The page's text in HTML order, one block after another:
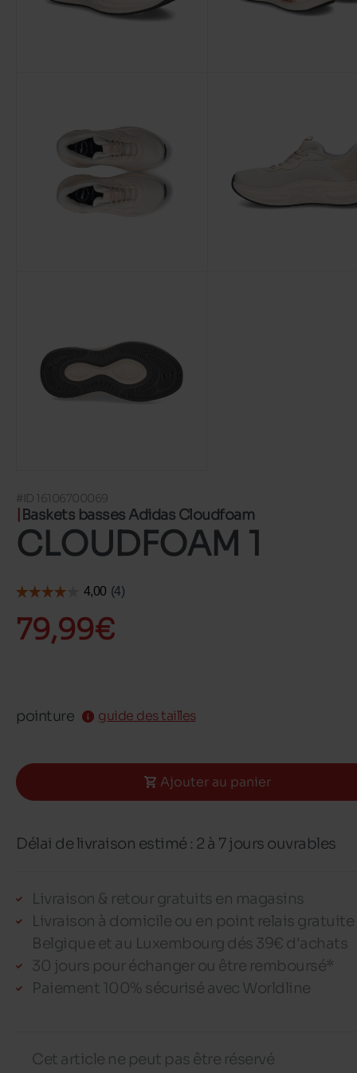
#ID 16106700069
Baskets basses Adidas Cloudfoam
CLOUDFOAM 1
79,99€
pointure guide des tailles
Ajouter au panier
Délai de livraison estimé : 2 à 7 jours ouvrables
Livraison & retour gratuits en magasins
Livraison à domicile ou en point relais gratuite
Belgique et au Luxembourg dés 39€ d'achats
30 jours pour échanger ou être remboursé*
Paiement 100% sécurisé avec Worldline
Cet article ne peut pas être réservé